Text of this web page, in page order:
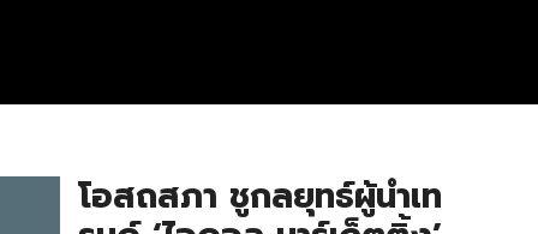
โอสถสภา ชูกลยุทธ์ผู้นำเท